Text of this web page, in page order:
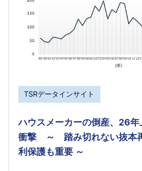
TSRデータインサイト
ハウスメーカーの倒産、26
衝撃 ～ 踏み切れない抜本
利保護も重要 ～